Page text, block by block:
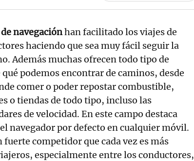
navegaciónhan facilitado los viajes de
haciendo que sea muy fácil seguir la
Además muchas ofrecen todo tipo de
podemos encontrar de caminos, desde
comer o poder repostar combustible,
o tiendas de todo tipo, incluso las
de velocidad. En este campo destaca
navegador por defecto en cualquier móvil.
fuerte competidor que cada vez es más
especialmente entre los conductores,